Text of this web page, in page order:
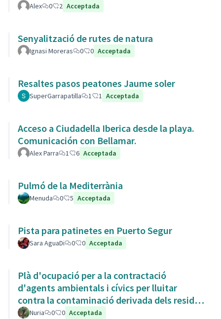
Alex 0 2 Acceptada
Senyalització de rutes de natura
Ignasi Moreras 0 0 Acceptada
Resaltes pasos peatones Jaume soler
SuperGarrapatilla 1 1 Acceptada
Acceso a Ciudadella Iberica desde la playa.
Comunicación con Bellamar.
Alex Parra 1 6 Acceptada
Pulmó de la Mediterrània
Menuda 0 5 Acceptada
Pista para patinetes en Puerto Segur
Sara AguaDi 0 0 Acceptada
Plà d'ocupació per a la contractació
d'agents ambientals i cívics per lluitar
contra la contaminació derivada dels residus
de la Còvid-19
Nuria 0 0 Acceptada